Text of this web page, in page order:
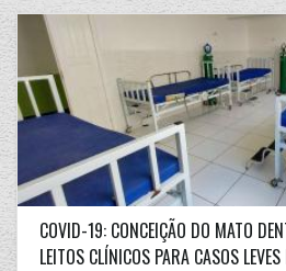
COVID-19: CONCEIÇÃO DO MATO
LEITOS CLÍNICOS PARA CASOS